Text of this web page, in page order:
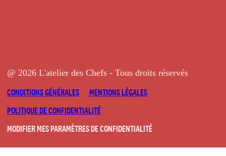
@ 2026 L'atelier des Chefs - Tous droits réservés
CONDITIONS GÉNÉRALES
MENTIONS LÉGALES
POLITIQUE DE CONFIDENTIALITÉ
MODIFIER MES PARAMÈTRES DE CONFIDENTIALITÉ